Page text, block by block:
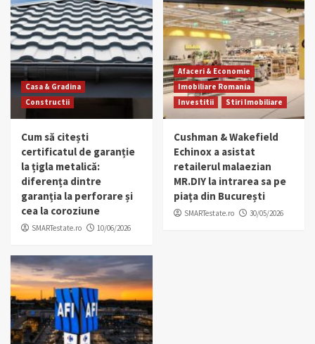
Casa & Gradina
Constructii
Cum să citești
certificatul de garanție
la țigla metalică:
diferența dintre
garanția la perforare și
cea la coroziune
SMARTestate.ro 10/06/2026
Afaceri & Economie
Imobiliare Romania
Investitii
Stiri Imobiliare
Cushman & Wakefield
Echinox a asistat
retailerul malaezian
MR.DIY la intrarea sa pe
piața din București
SMARTestate.ro 30/05/2026